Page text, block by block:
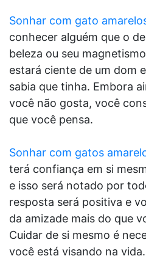
Sonhar com gato
conhecer alguém que o
beleza ou seu
estará ciente de um dom
sabia que tinha. Embora
você não gosta, você
que você pensa.
Sonhar com gatos
terá confiança em si
e isso será notado por
resposta será positiva e
da amizade mais do que
Cuidar de si mesmo é
você está visando na vida.